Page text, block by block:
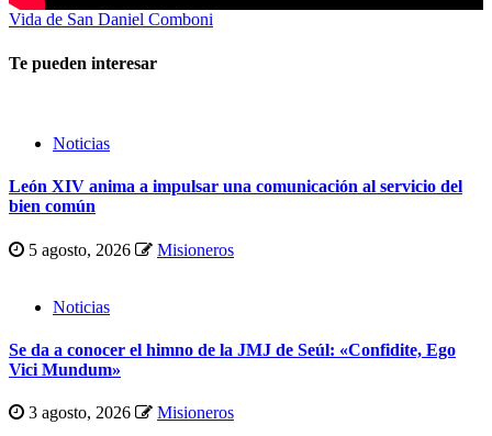
Vida de San Daniel Comboni
Te pueden interesar
Noticias
León XIV anima a impulsar una comunicación al servicio del
bien común
5 agosto, 2026 Misioneros
Noticias
Se da a conocer el himno de la JMJ de Seúl: «Confidite, Ego
Vici Mundum»
3 agosto, 2026 Misioneros